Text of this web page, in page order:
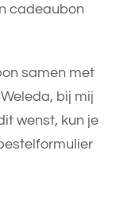
cadeaubon
samen met
bij mij
wenst, kun je